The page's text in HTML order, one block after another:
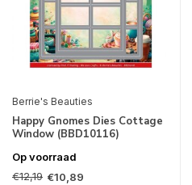
Berrie's Beauties
Happy Gnomes Dies Cottage
Window (BBD10116)
Op voorraad
€12,19 €10,89